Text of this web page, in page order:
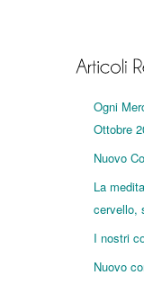
Ogni
Ottobre
Nuovo
La
cervello,
I nostri
Nuovo